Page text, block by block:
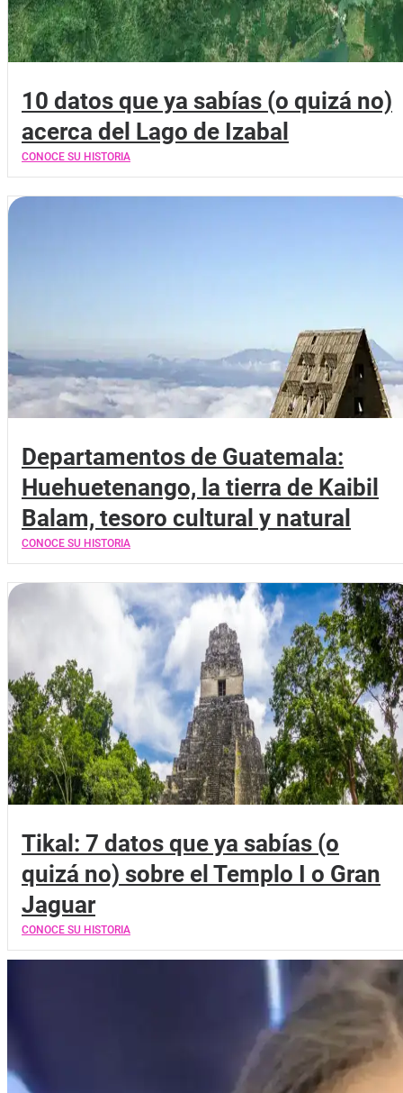
10 datos que ya sabías (o quizá no)
acerca del Lago de Izabal
CONOCE SU HISTORIA
Departamentos de Guatemala:
Huehuetenango, la tierra de Kaibil
Balam, tesoro cultural y natural
CONOCE SU HISTORIA
Tikal: 7 datos que ya sabías (o
quizá no) sobre el Templo I o Gran
Jaguar
CONOCE SU HISTORIA